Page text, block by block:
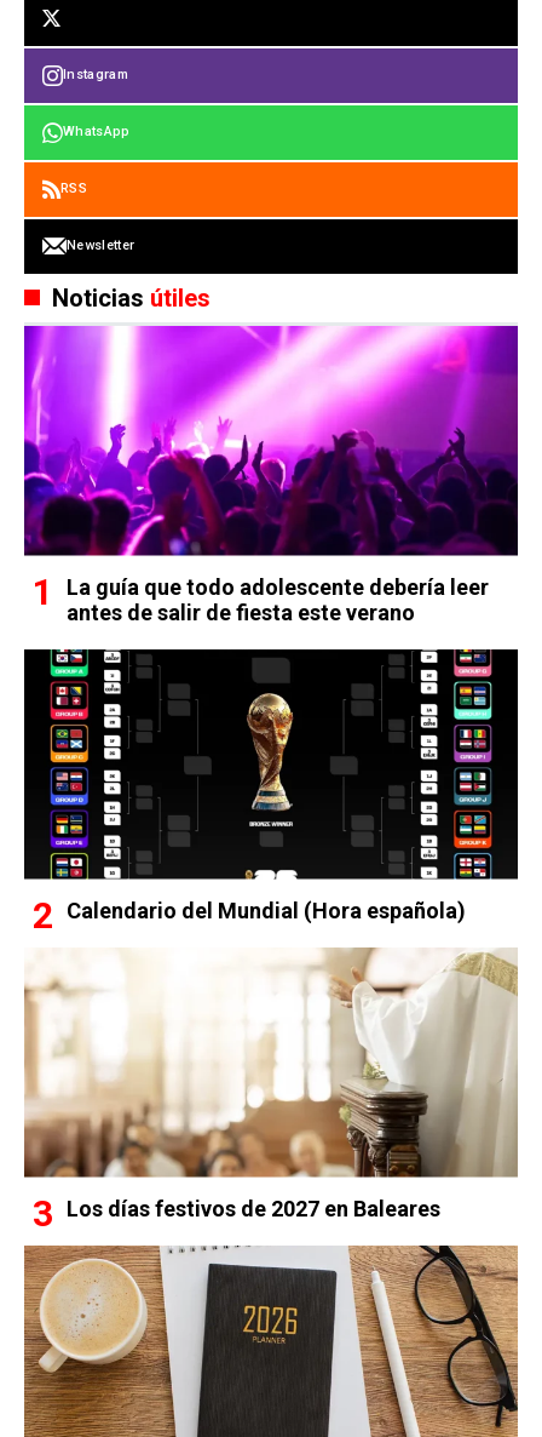
Instagram
WhatsApp
RSS
Newsletter
Noticias útiles
La guía que todo adolescente debería leer
antes de salir de fiesta este verano
Calendario del Mundial (Hora española)
Los días festivos de 2027 en Baleares